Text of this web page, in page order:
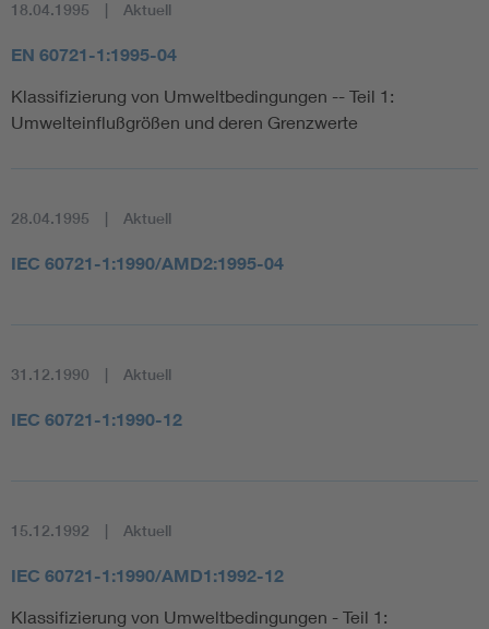
18.04.1995 Aktuell
EN 60721-1:1995-04
Klassifizierung von Umweltbedingungen -- Teil 1:
Umwelteinflußgrößen und deren Grenzwerte
28.04.1995 Aktuell
IEC 60721-1:1990/AMD2:1995-04
31.12.1990 Aktuell
IEC 60721-1:1990-12
15.12.1992 Aktuell
IEC 60721-1:1990/AMD1:1992-12
Klassifizierung von Umweltbedingungen - Teil 1: